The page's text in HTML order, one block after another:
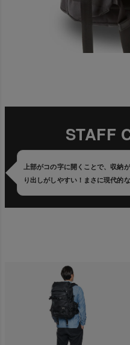
STAFF
上部がコの字に開くことで、収納
り出しがしやすい！まさに現代的